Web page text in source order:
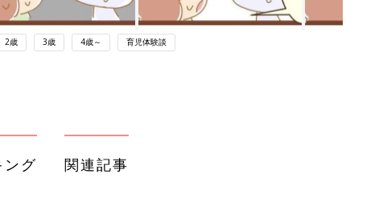
2歳 3歳 4歳～ 育児体験談
ング 関連記事